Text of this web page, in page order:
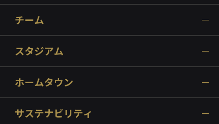
チーム
スタジアム
ホームタウン
サステナビリティ